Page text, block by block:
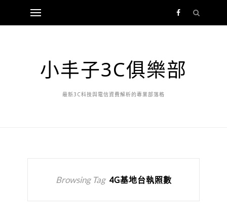
小丰子3C俱樂部
最新3C科技與電信資費解析的專業部落格
Browsing Tag 4G基地台執照數